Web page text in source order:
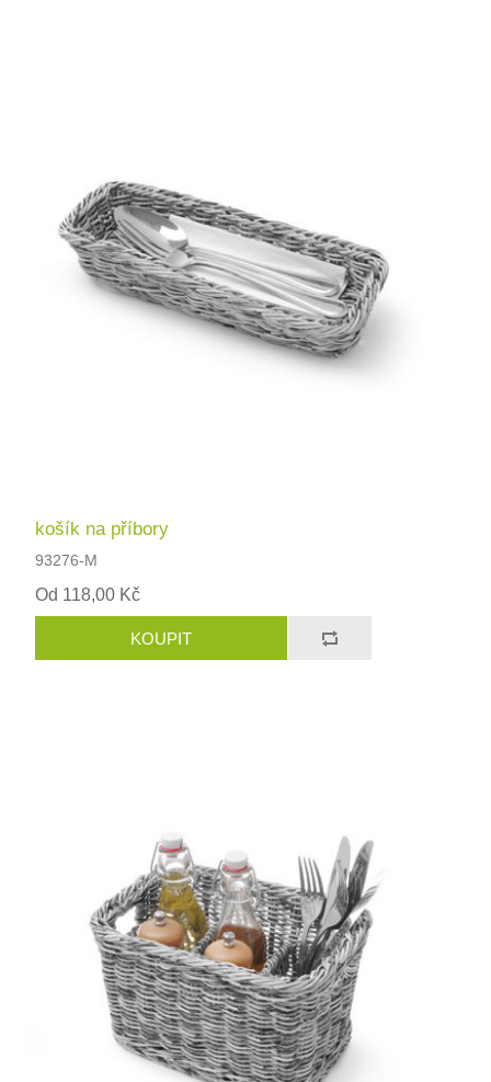
košík na příbory
93276-M
Od 118,00 Kč